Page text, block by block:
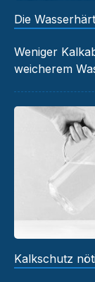
Die
Weniger
weicherem
Kalkschutz